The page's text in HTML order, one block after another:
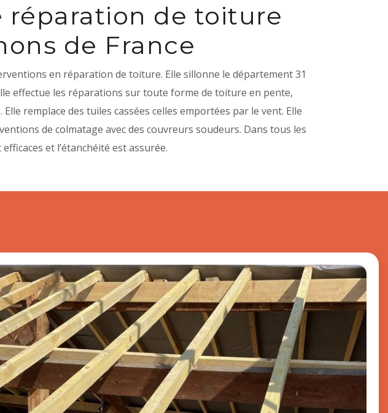
réparation de toiture
de France
en réparation de toiture. Elle sillonne le département 31
effectue les réparations sur toute forme de toiture en pente,
remplace des tuiles cassées celles emportées par le vent. Elle
de colmatage avec des couvreurs soudeurs. Dans tous les
et l’étanchéité est assurée.